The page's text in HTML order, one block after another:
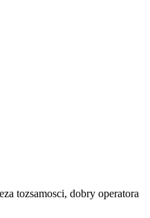
tozsamosci, dobry operatora